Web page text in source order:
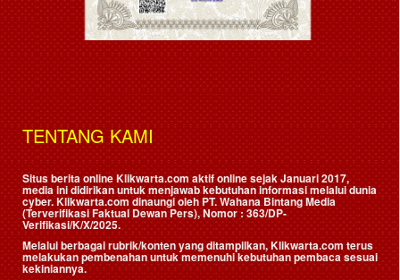
TENTANG KAMI
Situs berita online Klikwarta.com aktif online sejak Januari 2017,
media ini didirikan untuk menjawab kebutuhan informasi melalui dunia
cyber. Klikwarta.com dinaungi oleh PT. Wahana Bintang Media
(Terverifikasi Faktual Dewan Pers), Nomor : 363/DP-
Verifikasi/K/X/2025.
Melalui berbagai rubrik/konten yang ditampilkan, Klikwarta.com terus
melakukan pembenahan untuk memenuhi kebutuhan pembaca sesuai
kekiniannya.